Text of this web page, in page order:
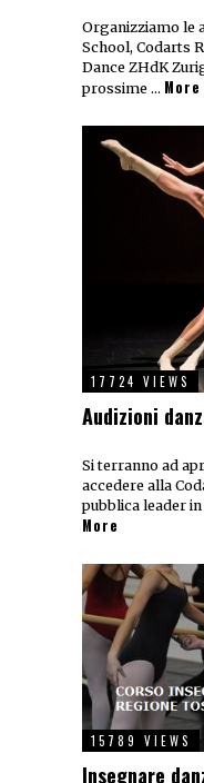
Organizziamo le
School, Codarts
Dance ZHdK
prossime … More
17724 VIEWS
Audizioni
Si terranno ad
accedere alla
pubblica leader
More
15789 VIEWS
Insegnare